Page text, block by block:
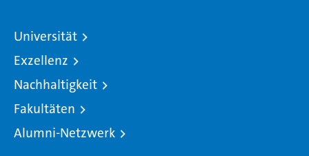
Universität
Exzellenz
Nachhaltigkeit
Fakultäten
Alumni-Netzwerk